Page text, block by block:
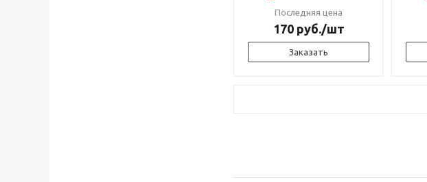
Последняя цена
170руб./шт
Заказать